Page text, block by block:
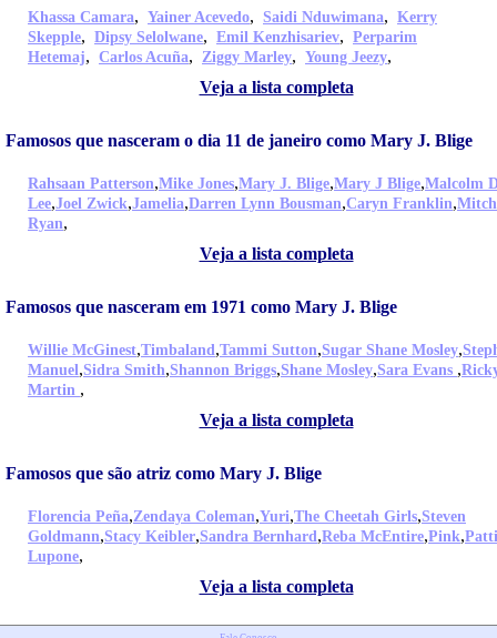
Khassa Camara, Yainer Acevedo, Saidi Nduwimana, Kerry
Skepple, Dipsy Selolwane, Emil Kenzhisariev, Perparim
Hetemaj, Carlos Acuña, Ziggy Marley, Young Jeezy,
Veja a lista completa
Famosos que nasceram o dia 11 de janeiro como Mary J. Blige
Rahsaan Patterson,Mike Jones,Mary J. Blige,Mary J Blige,Malcolm
Lee,Joel Zwick,Jamelia,Darren Lynn Bousman,Caryn Franklin,Mitch
Ryan,
Veja a lista completa
Famosos que nasceram em 1971 como Mary J. Blige
Willie McGinest,Timbaland,Tammi Sutton,Sugar Shane Mosley,
Manuel,Sidra Smith,Shannon Briggs,Shane Mosley,Sara Evans ,
Martin ,
Veja a lista completa
Famosos que são atriz como Mary J. Blige
Florencia Peña,Zendaya Coleman,Yuri,The Cheetah Girls,Steven
Goldmann,Stacy Keibler,Sandra Bernhard,Reba McEntire,Pink,Patti
Lupone,
Veja a lista completa